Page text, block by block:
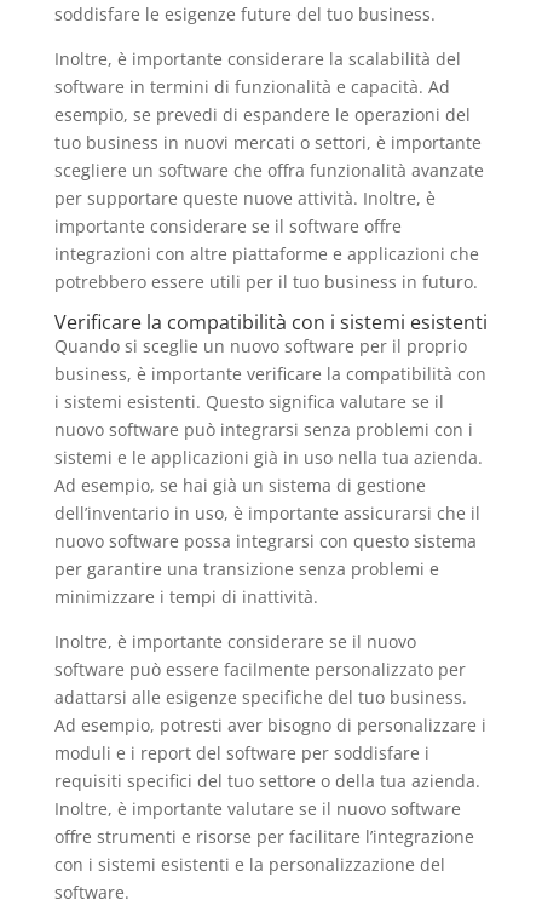
soddisfare le esigenze future del tuo business.
Inoltre, è importante considerare la scalabilità del
software in termini di funzionalità e capacità. Ad
esempio, se prevedi di espandere le operazioni del
tuo business in nuovi mercati o settori, è importante
scegliere un software che offra funzionalità avanzate
per supportare queste nuove attività. Inoltre, è
importante considerare se il software offre
integrazioni con altre piattaforme e applicazioni che
potrebbero essere utili per il tuo business in futuro.
Verificare la compatibilità con i sistemi esistenti
Quando si sceglie un nuovo software per il proprio
business, è importante verificare la compatibilità con
i sistemi esistenti. Questo significa valutare se il
nuovo software può integrarsi senza problemi con i
sistemi e le applicazioni già in uso nella tua azienda.
Ad esempio, se hai già un sistema di gestione
dell’inventario in uso, è importante assicurarsi che il
nuovo software possa integrarsi con questo sistema
per garantire una transizione senza problemi e
minimizzare i tempi di inattività.
Inoltre, è importante considerare se il nuovo
software può essere facilmente personalizzato per
adattarsi alle esigenze specifiche del tuo business.
Ad esempio, potresti aver bisogno di personalizzare i
moduli e i report del software per soddisfare i
requisiti specifici del tuo settore o della tua azienda.
Inoltre, è importante valutare se il nuovo software
offre strumenti e risorse per facilitare l’integrazione
con i sistemi esistenti e la personalizzazione del
software.